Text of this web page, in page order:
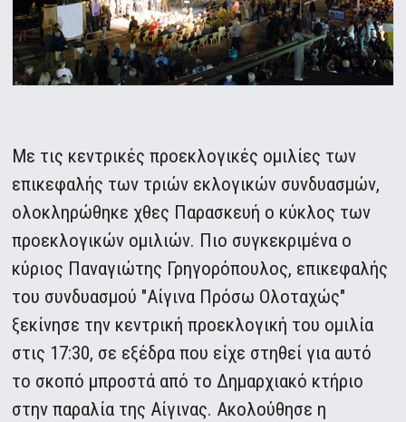
Με τις κεντρικές προεκλογικές ομιλίες των
επικεφαλής των τριών εκλογικών συνδυασμών,
ολοκληρώθηκε χθες Παρασκευή ο κύκλος των
προεκλογικών ομιλιών. Πιο συγκεκριμένα ο
κύριος Παναγιώτης Γρηγορόπουλος, επικεφαλής
του συνδυασμού "Αίγινα Πρόσω Ολοταχώς"
ξεκίνησε την κεντρική προεκλογική του ομιλία
στις 17:30, σε εξέδρα που είχε στηθεί για αυτό
το σκοπό μπροστά από το Δημαρχιακό κτήριο
στην παραλία της Αίγινας. Ακολούθησε η